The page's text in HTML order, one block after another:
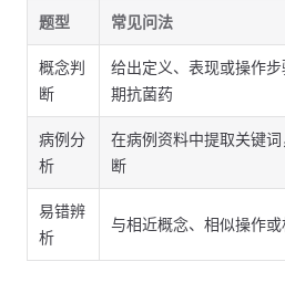
题型 常见问法
概念判
断
给出定义、表现或操作
期抗菌药
病例分
析
在病例资料中提取关键
断
易错辨
析
与相近概念、相似操作